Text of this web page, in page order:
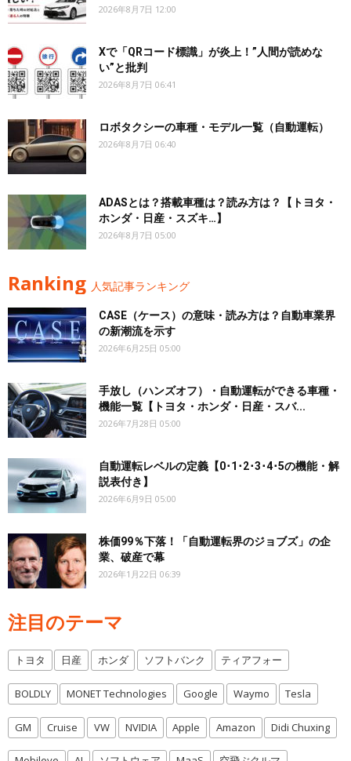
2026年8月7日 12:00
Xで「QRコード標識」が炎上！”人間が読めな
い”と批判
2026年8月7日 06:41
ロボタクシーの車種・モデル一覧（自動運転）
2026年8月7日 06:40
ADASとは？搭載車種は？読み方は？【トヨタ・
ホンダ・日産・スズキ…】
2026年8月7日 05:00
Ranking 人気記事ランキング
CASE（ケース）の意味・読み方は？自動車業界
の新潮流を示す
2026年6月25日 05:00
手放し（ハンズオフ）・自動運転ができる車種・
機能一覧【トヨタ・ホンダ・日産・スバ...
2026年7月28日 05:00
自動運転レベルの定義【0･1･2･3･4･5の機能・解
説表付き】
2026年6月9日 05:00
株価99％下落！「自動運転界のジョブズ」の企
業、破産で幕
2026年1月22日 06:39
注目のテーマ
トヨタ 日産 ホンダ ソフトバンク ティアフォー
BOLDLY MONET Technologies Google Waymo Tesla
GM Cruise VW NVIDIA Apple Amazon Didi Chuxing